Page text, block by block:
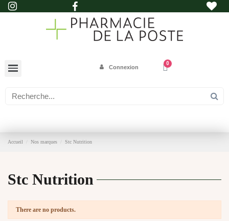
Connexion
Accueil Nos marques Stc Nutrition
Stc Nutrition
There are no products.